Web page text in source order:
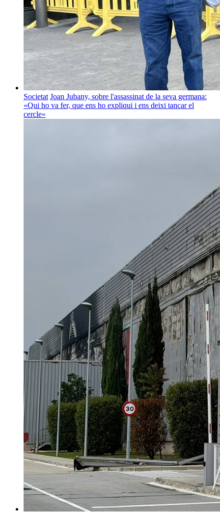
Societat Joan Jubany, sobre l'assassinat de la seva germana:
«Qui ho va fer, que ens ho expliqui i ens deixi tancar el
cercle»